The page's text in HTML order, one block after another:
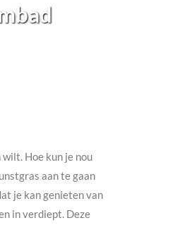
Hoe kun je nou
aan te gaan
je kan genieten van
in verdiept. Deze